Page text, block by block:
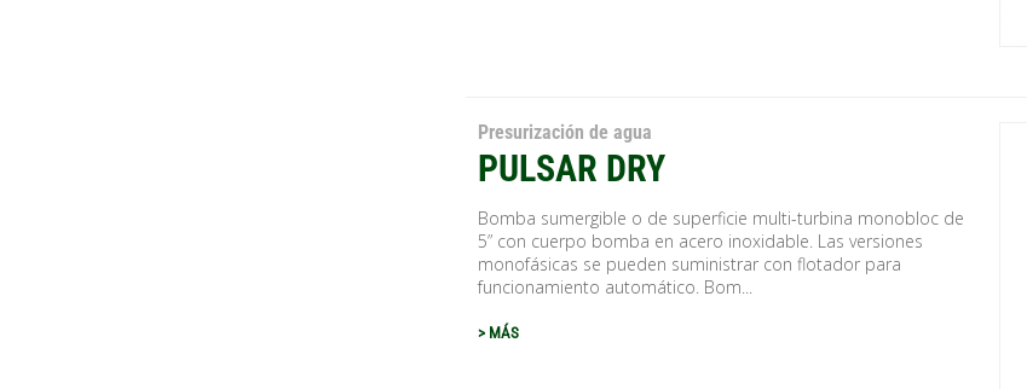
Presurización de agua
PULSAR DRY
Bomba sumergible o de superficie multi-turbina monobloc de
5” con cuerpo bomba en acero inoxidable. Las versiones
monofásicas se pueden suministrar con flotador para
funcionamiento automático. Bom...
> MÁS